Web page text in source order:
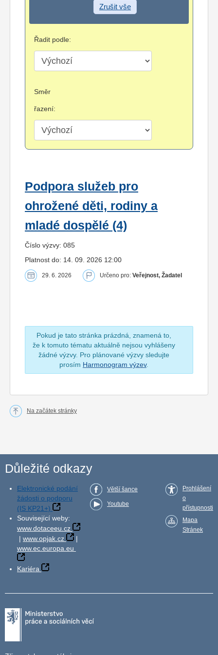
Zrušit vše
Řadit podle:
Směr
řazení:
Podpora služeb pro
ohrožené děti, rodiny a
mladé dospělé (4)
Číslo výzvy: 085
Platnost do: 14. 09. 2026 12:00
29. 6. 2026 Určeno pro: Veřejnost, Žadatel
Pokud je tato stránka prázdná, znamená to,
že k tomuto tématu aktuálně nejsou vyhlášeny
žádné výzvy. Pro plánované výzvy sledujte
prosím Harmonogram výzev.
Na začátek stránky
Důležité odkazy
Elektronické podání
žádosti o podporu
(IS KP21+)
Související weby:
www.dotaceeu.cz
| www.opjak.cz
|
www.ec.europa.eu
Kariéra
Větší šance
Youtube
Prohlášení
o
přístupnosti
Mapa
Stránek